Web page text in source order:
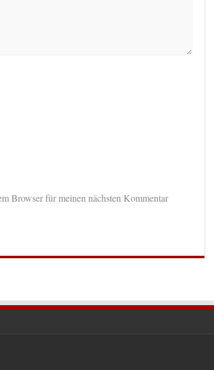
Browser für meinen nächsten Kommentar